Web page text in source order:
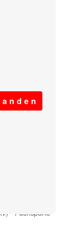
n d e n
- Fachsparte